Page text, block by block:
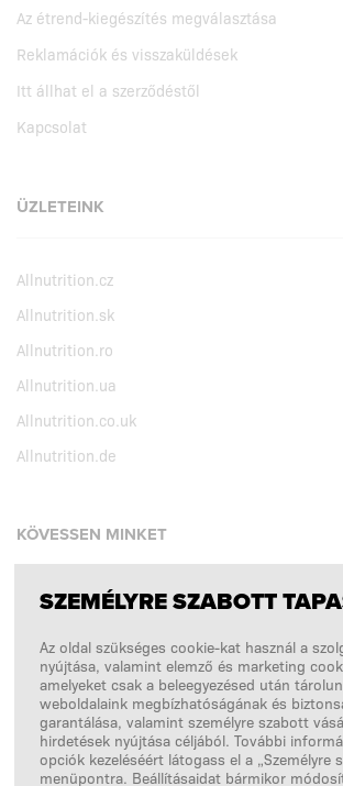
Az étrend-kiegészítés megválasztása
Reklamációk és visszaküldések
Itt állhat el a szerződéstől
Kapcsolat
ÜZLETEINK
Allnutrition.cz
Allnutrition.sk
Allnutrition.ro
Allnutrition.ua
Allnutrition.co.uk
Allnutrition.de
KÖVESSEN MINKET
Facebook
Instagram
Copyright © 2026SFD S. A.
A FIZETÉSEKET FELDOLGOZZA
SZEMÉLYRE SZABOTT
Az oldal szükséges cookie-kat használ a
nyújtása, valamint elemző és marketing
amelyeket csak a beleegyezésed után
weboldalaink megbízhatóságának és
garantálása, valamint személyre szabott
hirdetések nyújtása céljából. További
opciók kezeléséért látogass el a „Személyre
menüpontra. Beállításaidat bármikor